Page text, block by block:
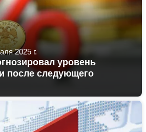
2025 г.
уровень
после следующего